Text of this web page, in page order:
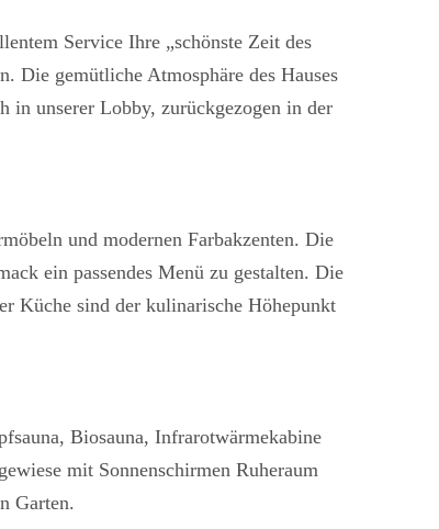
Service Ihre „schönste Zeit des
Die gemütliche Atmosphäre des Hauses
in unserer Lobby, zurückgezogen in der
und modernen Farbakzenten. Die
ein passendes Menü zu gestalten. Die
Küche sind der kulinarische Höhepunkt
Biosauna, Infrarotwärmekabine
mit Sonnenschirmen Ruheraum
Garten.